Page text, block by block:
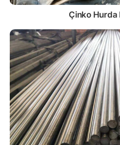
Çinko Hurda